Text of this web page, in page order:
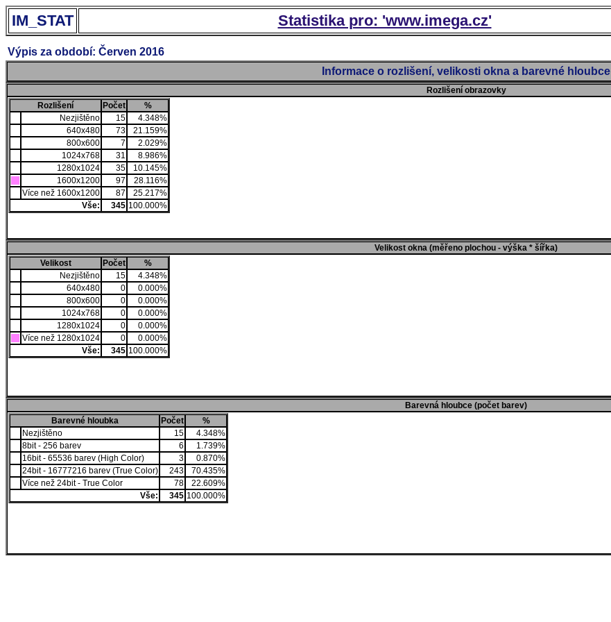
IM_STAT Statistika pro: 'www.imega.cz'
Výpis za období: Červen 2016
Informace o rozlišení, velikosti okna a barevné hloubce
Rozlišení obrazovky
Rozlišení
Počet
%
Nezjištěno
15
4.348%
640x480
73
21.159%
800x600
7
2.029%
1024x768
31
8.986%
1280x1024
35
10.145%
1600x1200
97
28.116%
Více než 1600x1200
87
25.217%
Vše:
345 100.000%
Velikost okna (měřeno plochou - výška * šířka)
Velikost
Počet
%
Nezjištěno
15
4.348%
640x480
0
0.000%
800x600
0
0.000%
1024x768
0
0.000%
1280x1024
0
0.000%
Více než 1280x1024
0
0.000%
Vše:
345 100.000%
Barevná hloubce (počet barev)
Barevné hloubka
Počet
%
Nezjištěno
15
4.348%
8bit - 256 barev
6
1.739%
16bit - 65536 barev (High Color)
3
0.870%
24bit - 16777216 barev (True Color)
243
70.435%
Více než 24bit - True Color
78
22.609%
Vše:
345 100.000%